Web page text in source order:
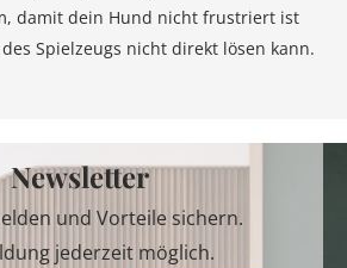
damit dein Hund nicht frustriert ist
Spielzeugs nicht direkt lösen kann.
Newsletter
und Vorteile sichern.
jederzeit möglich.